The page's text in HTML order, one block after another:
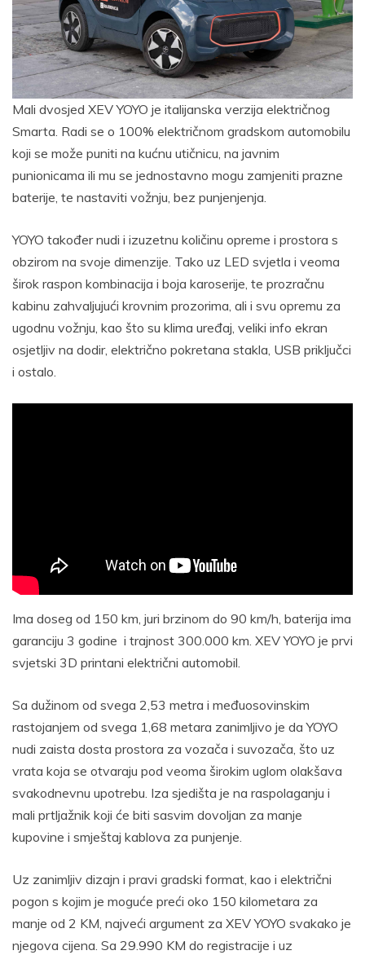
Mali dvosjed XEV YOYO je italijanska verzija električnog
Smarta. Radi se o 100% električnom gradskom automobilu
koji se može puniti na kućnu utičnicu, na javnim
punionicama ili mu se jednostavno mogu zamjeniti prazne
baterije, te nastaviti vožnju, bez punjenjenja.
YOYO također nudi i izuzetnu količinu opreme i prostora s
obzirom na svoje dimenzije. Tako uz LED svjetla i veoma
širok raspon kombinacija i boja karoserije, te prozračnu
kabinu zahvaljujući krovnim prozorima, ali i svu opremu za
ugodnu vožnju, kao što su klima uređaj, veliki info ekran
osjetljiv na dodir, električno pokretana stakla, USB priključci
i ostalo.
Ima doseg od 150 km, juri brzinom do 90 km/h, baterija ima
garanciju 3 godine i trajnost 300.000 km. XEV YOYO je prvi
svjetski 3D printani električni automobil.
Sa dužinom od svega 2,53 metra i međuosovinskim
rastojanjem od svega 1,68 metara zanimljivo je da YOYO
nudi zaista dosta prostora za vozača i suvozača, što uz
vrata koja se otvaraju pod veoma širokim uglom olakšava
svakodnevnu upotrebu. Iza sjedišta je na raspolaganju i
mali prtljažnik koji će biti sasvim dovoljan za manje
kupovine i smještaj kablova za punjenje.
Uz zanimljiv dizajn i pravi gradski format, kao i električni
pogon s kojim je moguće preći oko 150 kilometara za
manje od 2 KM, najveći argument za XEV YOYO svakako je
njegova cijena. Sa 29.990 KM do registracije i uz